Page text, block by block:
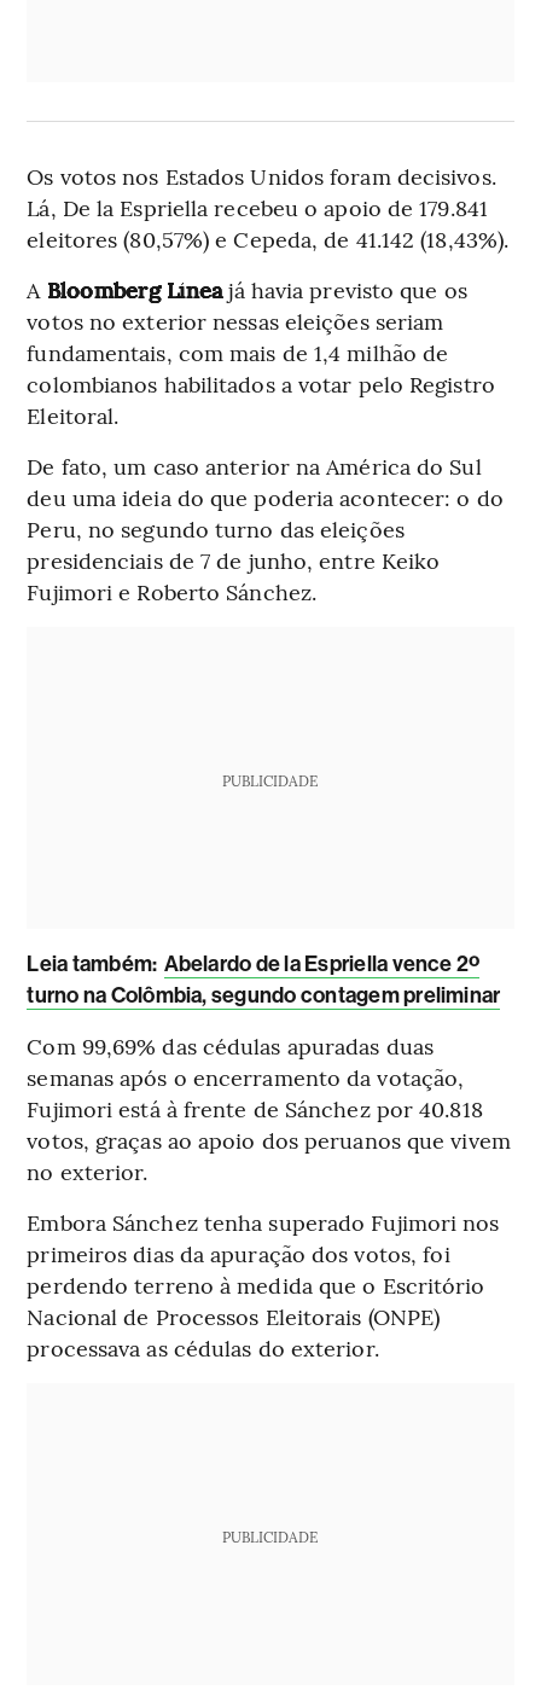
Os votos nos Estados Unidos foram decisivos.
Lá, De la Espriella recebeu o apoio de 179.841
eleitores (80,57%) e Cepeda, de 41.142 (18,43%).
ABloomberg Líneajá havia previsto que os
votos no exterior nessas eleições seriam
fundamentais, com mais de 1,4 milhão de
colombianos habilitados a votar pelo Registro
Eleitoral.
De fato, um caso anterior na América do Sul
deu uma ideia do que poderia acontecer: o do
Peru, no segundo turno das eleições
presidenciais de 7 de junho, entre Keiko
Fujimori e Roberto Sánchez.
PUBLICIDADE
Leia também: Abelardo de la Espriella vence 2º
turno na Colômbia, segundo contagem preliminar
Com 99,69% das cédulas apuradas duas
semanas após o encerramento da votação,
Fujimori está à frente de Sánchez por 40.818
votos, graças ao apoio dos peruanos que vivem
no exterior.
Embora Sánchez tenha superado Fujimori nos
primeiros dias da apuração dos votos, foi
perdendo terreno à medida que o Escritório
Nacional de Processos Eleitorais (ONPE)
processava as cédulas do exterior.
PUBLICIDADE